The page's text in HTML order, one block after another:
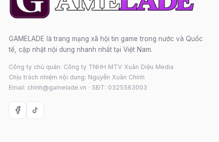
GAMELADE là trang mạng xã hội tin game trong nước và Quốc
tế, cập nhật nội dung nhanh nhất tại Việt Nam.
Công ty chủ quản: Công ty TNHH MTV Xuân Diệu Media
Chịu trách nhiệm nội dung: Nguyễn Xuân Chính
Email: chinh@gamelade.vn · SĐT: 0325563003